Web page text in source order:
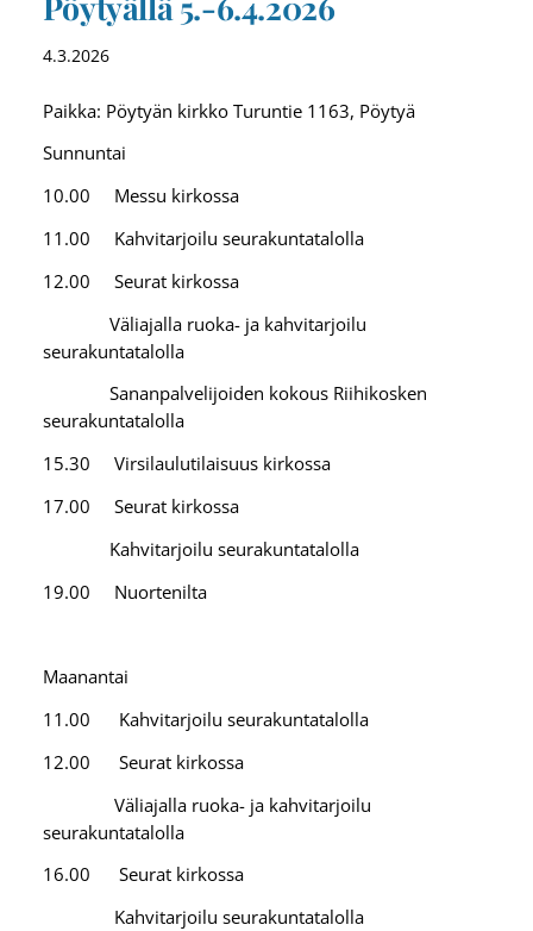
4.3.2026
Paikka: Pöytyän kirkko Turuntie 1163, Pöytyä
Sunnuntai
10.00 Messu kirkossa
11.00 Kahvitarjoilu seurakuntatalolla
12.00 Seurat kirkossa
Väliajalla ruoka- ja kahvitarjoilu
seurakuntatalolla
Sananpalvelijoiden kokous Riihikosken
seurakuntatalolla
15.30 Virsilaulutilaisuus kirkossa
17.00 Seurat kirkossa
Kahvitarjoilu seurakuntatalolla
19.00 Nuortenilta
Maanantai
11.00 Kahvitarjoilu seurakuntatalolla
12.00 Seurat kirkossa
Väliajalla ruoka- ja kahvitarjoilu
seurakuntatalolla
16.00 Seurat kirkossa
Kahvitarjoilu seurakuntatalolla